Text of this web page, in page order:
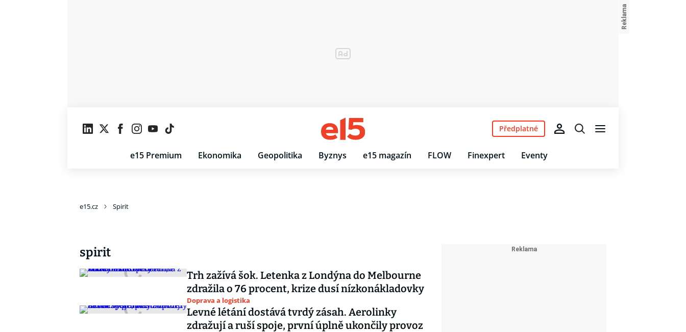
e15 Premium Ekonomika Geopolitika Byznys e15 magazín FLOW Finexpert Eventy
Předplatné
e15.cz Spirit
spirit
Trh zažívá šok. Letenka z Londýna do Melbourne
zdražila o 76 procent, krize dusí nízkonákladovky
Doprava a logistika
Levné létání dostává tvrdý zásah. Aerolinky
zdražují a ruší spoje, první úplně ukončily provoz